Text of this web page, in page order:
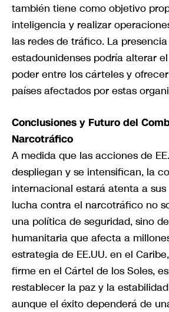
también tiene como objetivo
inteligencia y realizar
las redes de tráfico. La
estadounidenses podría alterar
poder entre los cárteles y
países afectados por estas
Conclusiones y Futuro del
Narcotráfico
A medida que las acciones de
despliegan y se intensifican, la
internacional estará atenta a sus
lucha contra el narcotráfico no
una política de seguridad, sino
humanitaria que afecta a
estrategia de EE.UU. en el
firme en el Cártel de los Soles,
restablecer la paz y la
aunque el éxito dependerá de